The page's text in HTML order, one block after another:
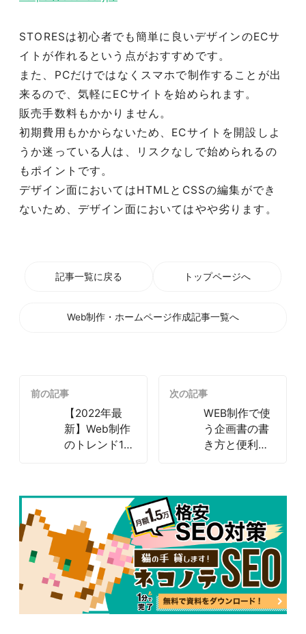
STORESは初心者でも簡単に良いデザインのECサ
イトが作れるという点がおすすめです。
また、PCだけではなくスマホで制作することが出
来るので、気軽にECサイトを始められます。
販売手数料もかかりません。
初期費用もかからないため、ECサイトを開設しよ
うか迷っている人は、リスクなしで始められるの
もポイントです。
デザイン面においてはHTMLとCSSの編集ができ
ないため、デザイン面においてはやや劣ります。
記事一覧に戻る トップページへ
Web制作・ホームページ作成記事一覧へ
前の記事
【2022年最
新】Web制作
のトレンド13
次の記事
WEB制作で使
う企画書の書
き方と便利な